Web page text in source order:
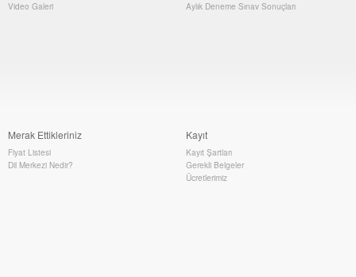
Video Galeri
Aylık Deneme Sınav Sonuçları
Merak Ettikleriniz
Fiyat Listesi
Dil Merkezi Nedir?
Kayıt
Kayıt Şartları
Gerekli Belgeler
Ücretlerimiz